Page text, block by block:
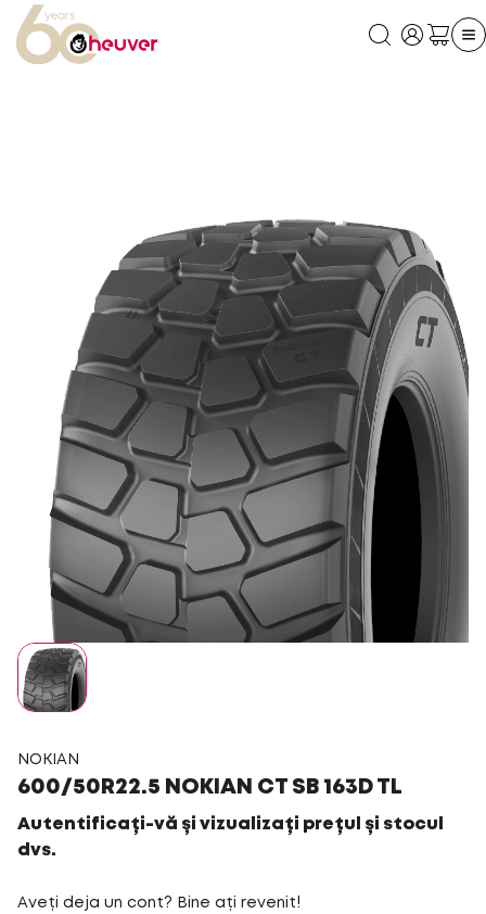
NOKIAN
600/50R22.5 NOKIAN CT SB 163D TL
Autentificați-vă și vizualizați prețul și stocul
dvs.
Aveți deja un cont? Bine ați revenit!